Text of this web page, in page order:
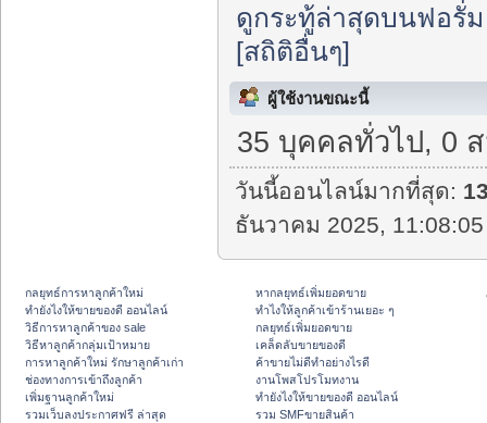
ดูกระทู้ล่าสุดบนฟอรั่ม
[สถิติอื่นๆ]
ผู้ใช้งานขณะนี้
35 บุคคลทั่วไป, 0
วันนี้ออนไลน์มากที่สุด:
ธันวาคม 2025,
กลยุทธ์การหาลูกค้าใหม่
ทํายังไงให้ขายของดี ออนไลน์
วิธีการหาลูกค้าของ sale
วิธีหาลูกค้ากลุ่มเป้าหมาย
การหาลูกค้าใหม่ รักษาลูกค้าเก่า
ช่องทางการเข้าถึงลูกค้า
เพิ่มฐานลูกค้าใหม่
รวมเว็บลงประกาศฟรี ล่าสุด
หากลยุทธ์เพิ่มยอดขาย
ทําไงให้ลูกค้าเข้าร้านเยอะ ๆ
กลยุทธ์เพิ่มยอดขาย
เคล็ดลับขายของดี
ค้าขายไม่ดีทำอย่างไรดี
งานโพสโปรโมทงาน
ทํายังไงให้ขายของดี ออนไลน์
รวม SMFขายสินค้า